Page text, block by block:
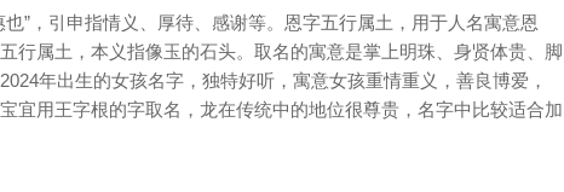
，引申指情义、厚待、感谢等。恩字五行属土，用于人名寓意恩
行属土，本义指像玉的石头。取名的寓意是掌上明珠、身贤体贵、脚
年出生的女孩名字，独特好听，寓意女孩重情重义，善良博爱，
宜用王字根的字取名，龙在传统中的地位很尊贵，名字中比较适合加